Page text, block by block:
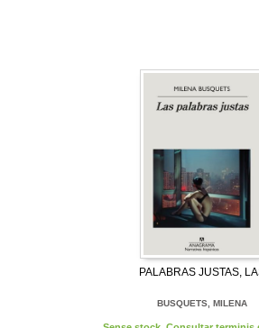
PALABRAS JUSTAS,
BUSQUETS, MILENA